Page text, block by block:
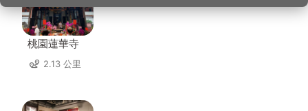
桃園蓮華寺
2.13 公里